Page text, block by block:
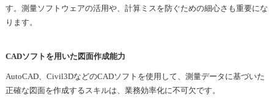
す。測量ソフトウェアの活用や、計算ミスを防ぐための細心さも重要にな
ります。
CADソフトを用いた図面作成能力
AutoCAD、Civil3DなどのCADソフトを使用して、測量データに基づいた
正確な図面を作成するスキルは、業務効率化に不可欠です。